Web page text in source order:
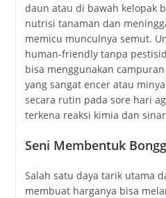
daun atau di bawah kelopak
nutrisi tanaman dan
memicu munculnya semut.
human-friendly tanpa
bisa menggunakan
yang sangat encer atau
secara rutin pada sore hari
terkena reaksi kimia dan
Seni Membentuk
Salah satu daya tarik utama
membuat harganya bisa